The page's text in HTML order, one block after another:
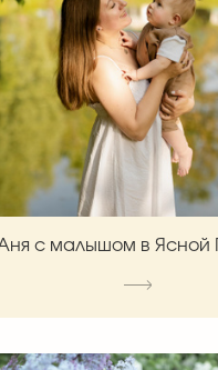
с малышом в Ясной